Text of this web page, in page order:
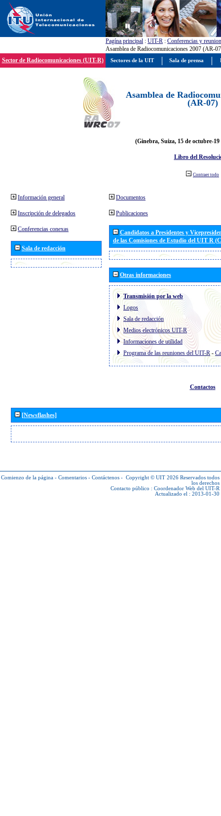
Pagína principal : UIT-R : Conferencias y
Asamblea de Radiocomunicaciones 2007 (AR-
Sector de Radiocomunicaciones (UIT-R)
Asamblea de
(AR-07)
(Ginebra, Suiza, 15 de octubre-19
Libro del
Contraer todo
Información general
Inscripción de delegados
Conferencias conexas
Sala de redacción
Documentos
Publicaciones
Candidatos a Presidentes y
de las Comisiones de Estudio del UIT R
Otras informaciones
Transmisión por la web
Logos
Sala de redacción
Medios electrónicos UIT-R
Informaciones de utilidad
Programa de las reuniones del UIT-R-
Contactos
[Newsflashes]
Comienzo de la página - Comentarios - Contáctenos - Copyright © UIT 2026 Reservados todos
los derechos
Contacto público : Coordenador Web del UIT-R
Actualizado el : 2013-01-30
Sectores de la UIT Sala de prensa